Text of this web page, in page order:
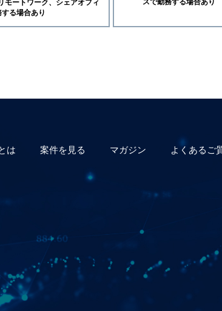
モートワーク、シェアオフィ
る場合あり
スで勤務する場合あり
は 案件を見る マガジン よくあるご